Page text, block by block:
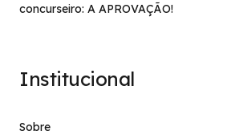
concurseiro: A APROVAÇÃO!
Institucional
Sobre